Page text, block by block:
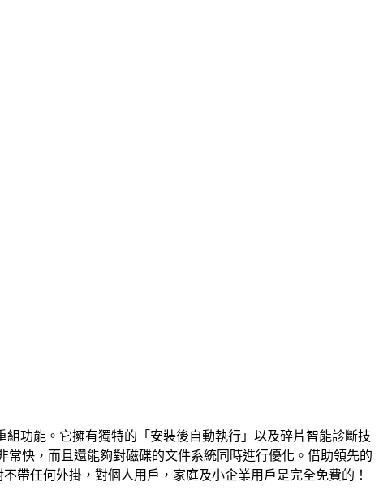
功能。它擁有獨特的「安裝後自動執行」以及碎片智能診斷技
常快，而且還能夠對磁碟的文件系統同時進行優化。借助領先的
帶任何外掛，對個人用戶，家庭及小企業用戶是完全免費的！